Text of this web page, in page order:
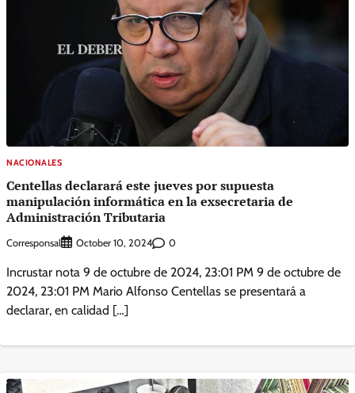
NACIONALES
Centellas declarará este jueves por supuesta
manipulación informática en la exsecretaria de
Administración Tributaria
Corresponsal October 10, 2024 0
Incrustar nota 9 de octubre de 2024, 23:01 PM 9 de octubre de
2024, 23:01 PM Mario Alfonso Centellas se presentará a
declarar, en calidad […]